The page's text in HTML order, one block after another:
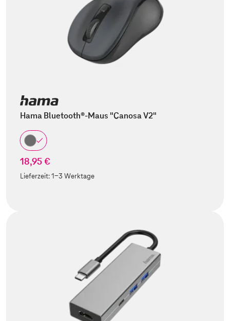
Hama Bluetooth®-Maus "Canosa V2"
18,95 €
Lieferzeit:1-3 Werktage